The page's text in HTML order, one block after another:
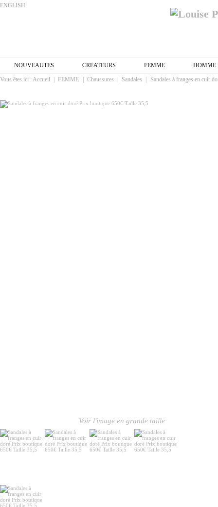
ENGLISH
NOUVEAUTES CREATEURS FEMME HOMME
Vous êtes ici : Accueil FEMME Chaussures Sandales Sandales à franges en cuir
Voir l'image en grande taille